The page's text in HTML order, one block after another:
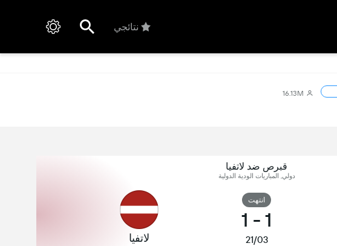
نتائجي
16.13M
قبرص ضد لاتفيا
دولي, المباريات الودية الدولية
انتهت
1
-
1
21/03 لاتفيا